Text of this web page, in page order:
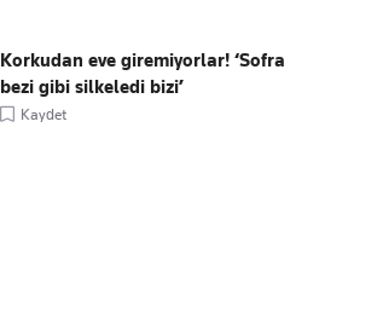
Korkudan eve giremiyorlar! ‘Sofra
bezi gibi silkeledi bizi’
Kaydet